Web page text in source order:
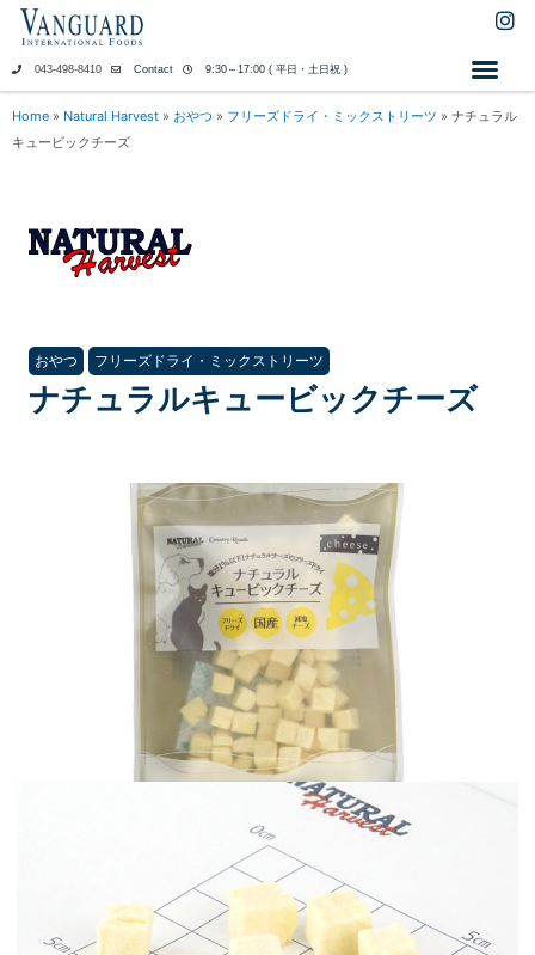
ス
キ
ッ
I
g
043-498-8410 Contact 9:30～17:00 ( 平日・土日祝 )
Home » Natural Harvest » おやつ » フリーズドライ・ミックストリーツ » ナチュラル
キュービックチーズ
おやつ フリーズドライ・ミックストリーツ
ナチュラルキュービックチーズ